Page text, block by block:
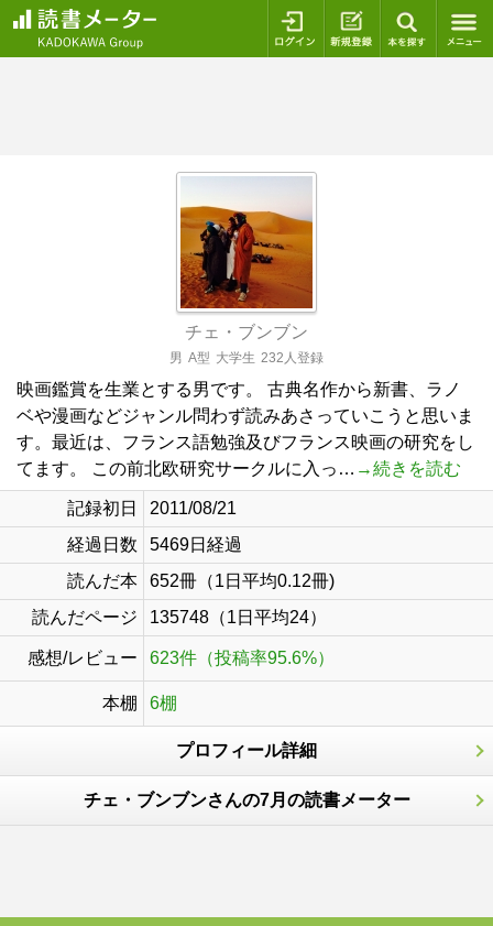
ログイン 新規登録
チェ・ブンブン
男 A型 大学生 232人登録
映画鑑賞を生業とする男です。 古典名作から新書、ラノ
ベや漫画などジャンル問わず読みあさっていこうと思いま
す。最近は、フランス語勉強及びフランス映画の研究をし
てます。 この前北欧研究サークルに入っ… →続きを読む
記録初日
2011/08/21
経過日数
5469日経過
読んだ本
652冊（1日平均0.12冊)
読んだページ
135748（1日平均24）
感想/レビュー 623件（投稿率95.6%）
本棚 6棚
プロフィール詳細
チェ・ブンブンさんの7月の読書メーター